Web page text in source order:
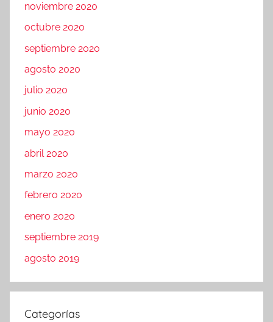
noviembre 2020
octubre 2020
septiembre 2020
agosto 2020
julio 2020
junio 2020
mayo 2020
abril 2020
marzo 2020
febrero 2020
enero 2020
septiembre 2019
agosto 2019
Categorías